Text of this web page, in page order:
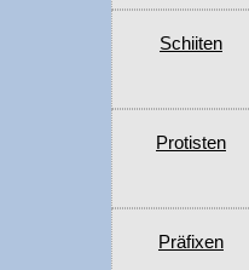
Schiiten
Protisten
Präfixen